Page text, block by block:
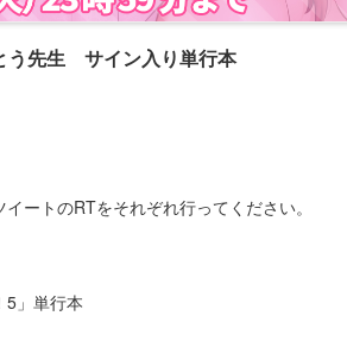
う先生 サイン入り単行本
ートのRTをそれぞれ行ってください。
5」単行本